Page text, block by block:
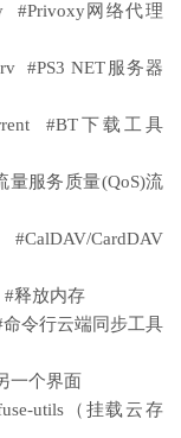
#Privoxy网络代理
#PS3 NET服务器
#BT下载工具
服务质量(QoS)流
CardDAV
释放内存
令行云端同步工具
一个界面
utils（挂载云存